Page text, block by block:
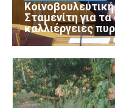
Σταμενίτη για
καλλιέργειες